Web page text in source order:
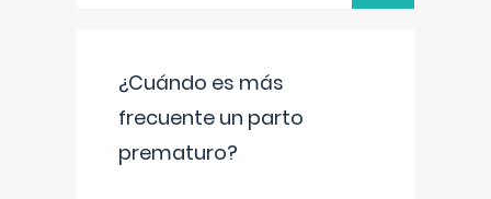
¿Cuándo es más
frecuente un parto
prematuro?